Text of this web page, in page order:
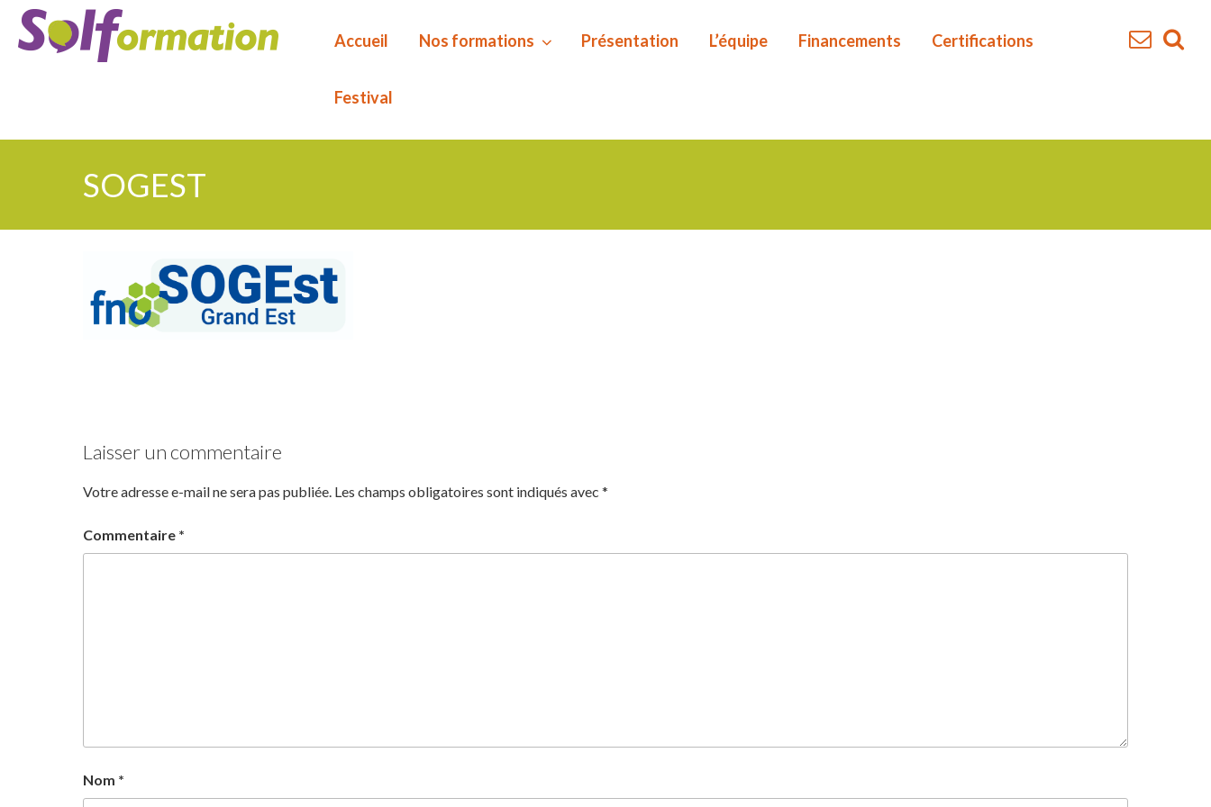
Aller
contenu
Accueil Nos formations Présentation L’équipe Financements Certifications
Festival
SOGEST
Laisser un commentaire
Votre adresse e-mail ne sera pas publiée. Les champs obligatoires sont indiqués avec *
Commentaire *
Nom *